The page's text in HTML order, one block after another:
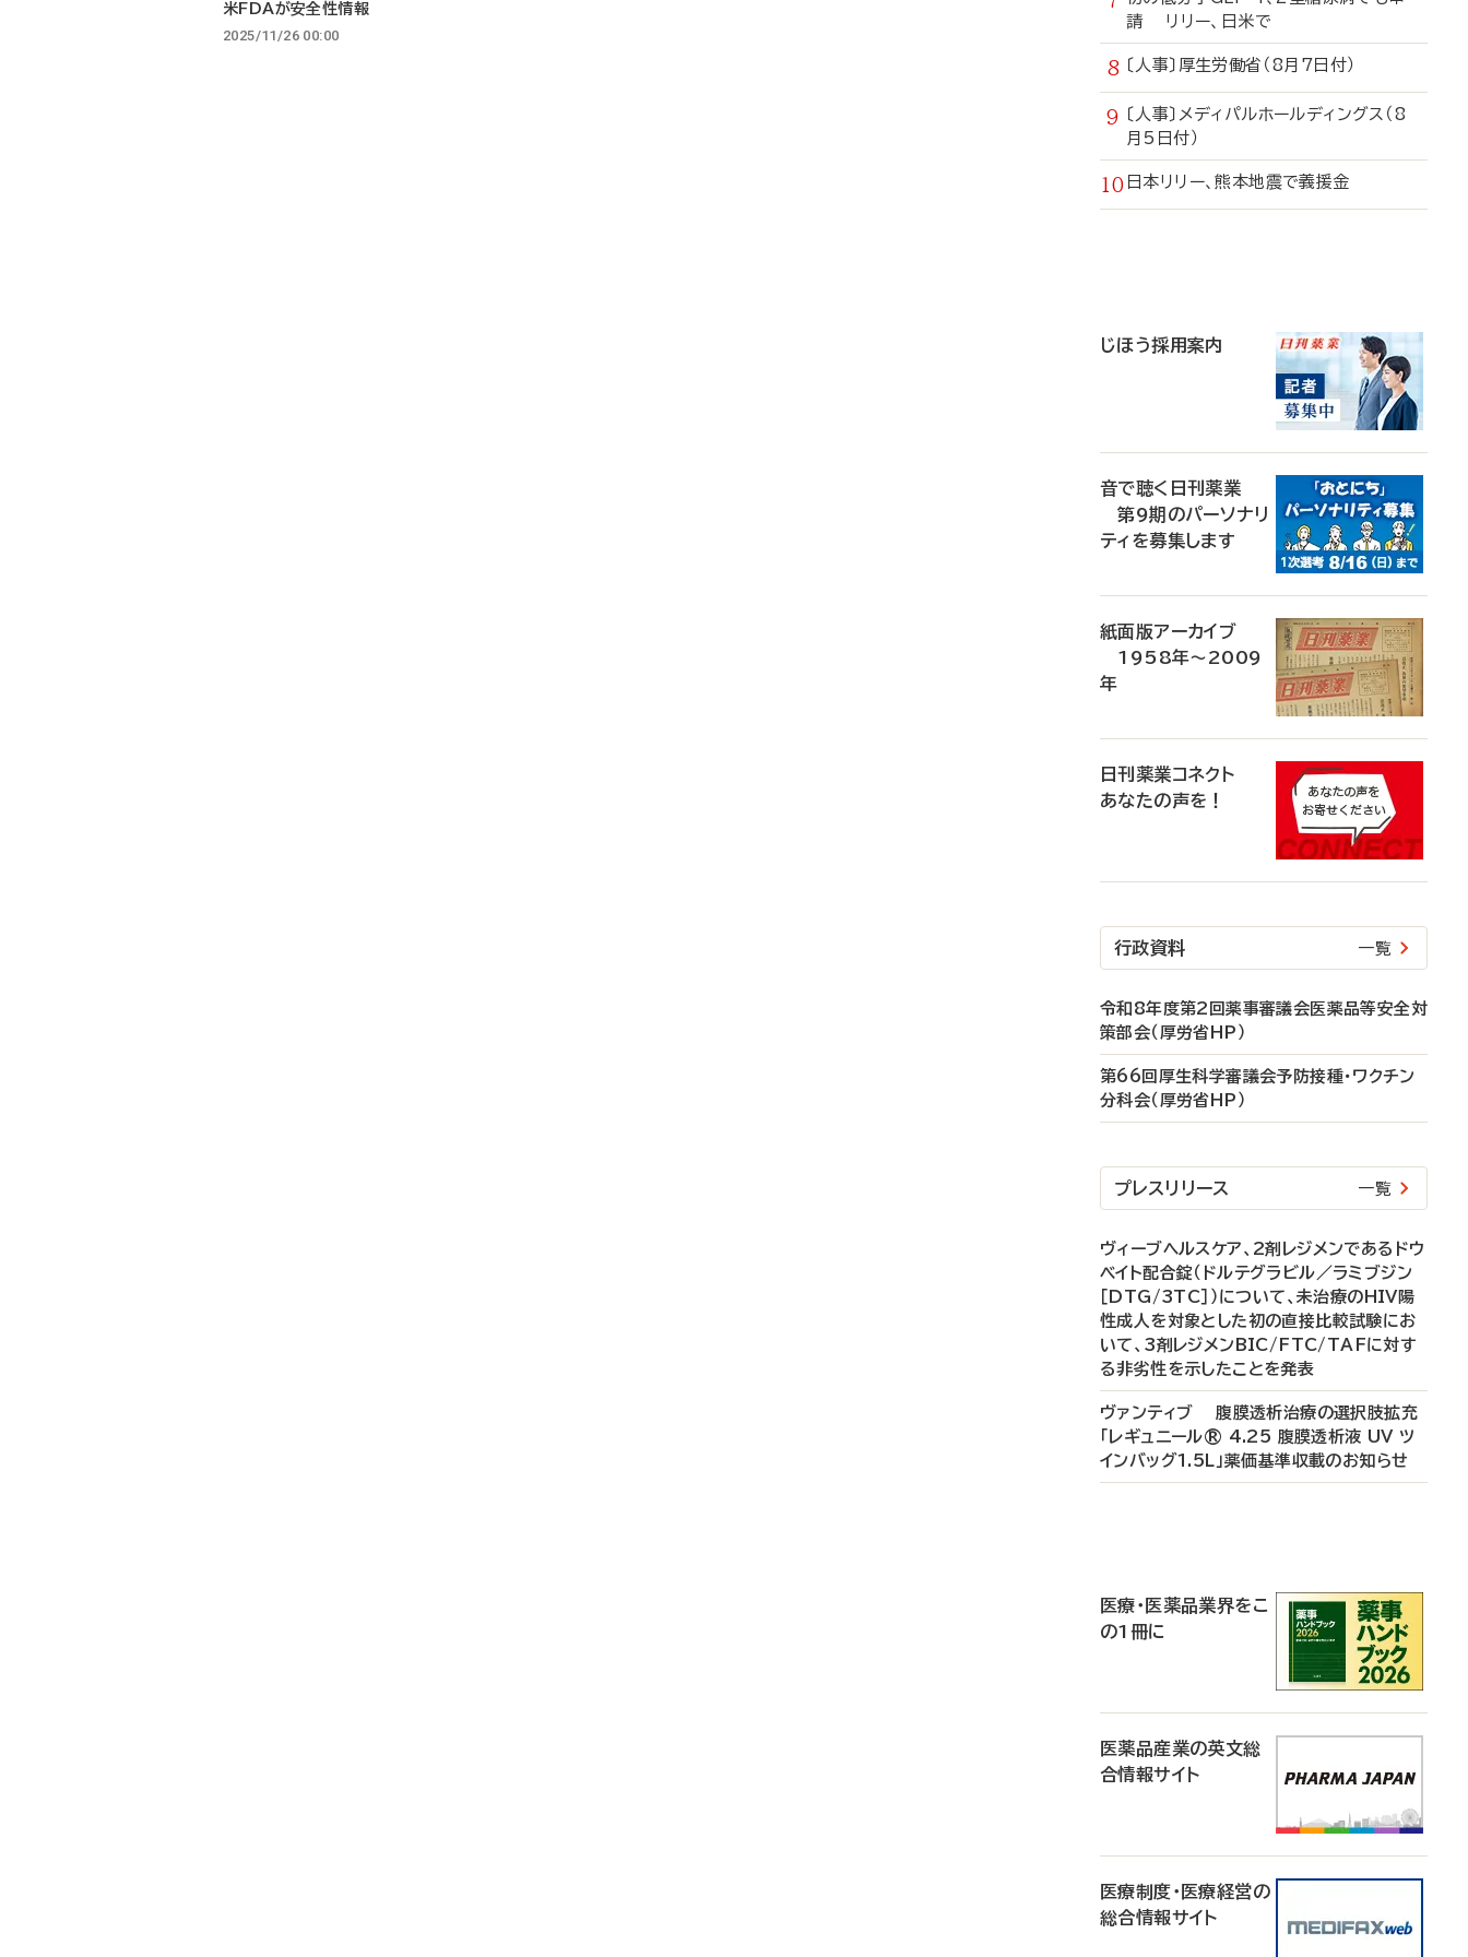
米FDAが安全性情報
2025/11/26 00:00
請 リリー、日米で
〔人事〕厚生労働省（8月7日付）
〔人事〕メディパルホールディングス（8
月5日付）
日本リリー、熊本地震で義援金
じほう採用案内
音で聴く日刊薬業
第9期のパーソナリ
ティを募集します
紙面版アーカイブ
1958年～2009
年
日刊薬業コネクト
あなたの声を！
行政資料 一覧
令和8年度第2回薬事審議会医薬品等安全対
策部会（厚労省HP）
第66回厚生科学審議会予防接種・ワクチン
分科会（厚労省HP）
プレスリリース 一覧
ヴィーブヘルスケア、2剤レジメンであるドウ
ベイト配合錠（ドルテグラビル／ラミブジン
［DTG/3TC］）について、未治療のHIV陽
性成人を対象とした初の直接比較試験にお
いて、3剤レジメンBIC/FTC/TAFに対す
る非劣性を示したことを発表
ヴァンティブ 腹膜透析治療の選択肢拡充
「レギュニール® 4.25 腹膜透析液 UV ツ
インバッグ1.5L」薬価基準収載のお知らせ
医療・医薬品業界をこ
の1冊に
医薬品産業の英文総
合情報サイト
医療制度・医療経営の
総合情報サイト